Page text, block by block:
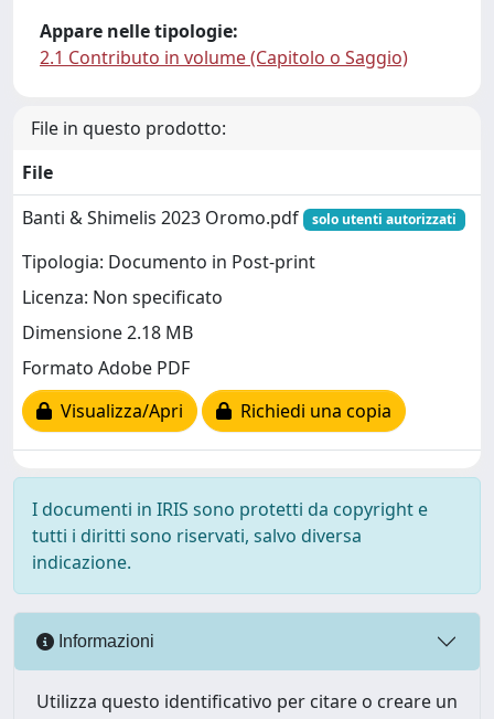
Appare nelle tipologie:
2.1 Contributo in volume (Capitolo o Saggio)
File in questo prodotto:
File
Banti & Shimelis 2023 Oromo.pdf
solo utenti autorizzati
Tipologia: Documento in Post-print
Licenza: Non specificato
Dimensione 2.18 MB
Formato Adobe PDF
Visualizza/Apri
Richiedi una copia
I documenti in IRIS sono protetti da copyright e
tutti i diritti sono riservati, salvo diversa
indicazione.
Informazioni
Utilizza questo identificativo per citare o creare un